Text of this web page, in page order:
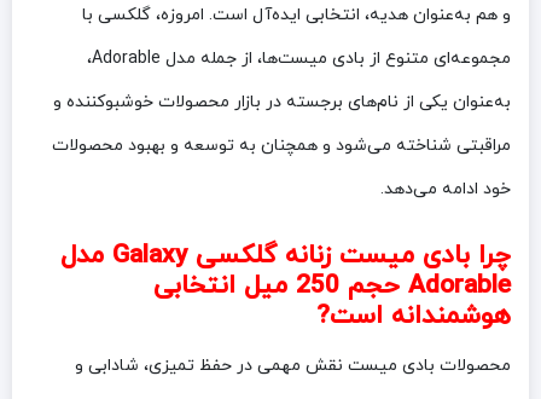
و هم به‌عنوان هدیه، انتخابی ایده‌آل است. امروزه، گلکسی با
مجموعه‌ای متنوع از بادی میست‌ها، از جمله مدل Adorable،
به‌عنوان یکی از نام‌های برجسته در بازار محصولات خوشبوکننده و
مراقبتی شناخته می‌شود و همچنان به توسعه و بهبود محصولات
خود ادامه می‌دهد.
چرا بادی میست زنانه گلکسی Galaxy مدل
Adorable حجم 250 میل انتخابی
هوشمندانه است?
محصولات بادی میست نقش مهمی در حفظ تمیزی، شادابی و